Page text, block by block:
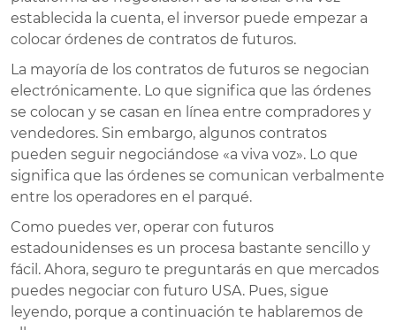
establecida la cuenta, el inversor puede empezar a
colocar órdenes de contratos de futuros.
La mayoría de los contratos de futuros se negocian
electrónicamente. Lo que significa que las órdenes
se colocan y se casan en línea entre compradores y
vendedores. Sin embargo, algunos contratos
pueden seguir negociándose «a viva voz». Lo que
significa que las órdenes se comunican verbalmente
entre los operadores en el parqué.
Como puedes ver, operar con futuros
estadounidenses es un procesa bastante sencillo y
fácil. Ahora, seguro te preguntarás en que mercados
puedes negociar con futuro USA. Pues, sigue
leyendo, porque a continuación te hablaremos de